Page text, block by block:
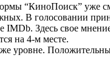
“КиноПоиск” уже
В голосовании
Здесь свое
на 4-м месте.
уровне.